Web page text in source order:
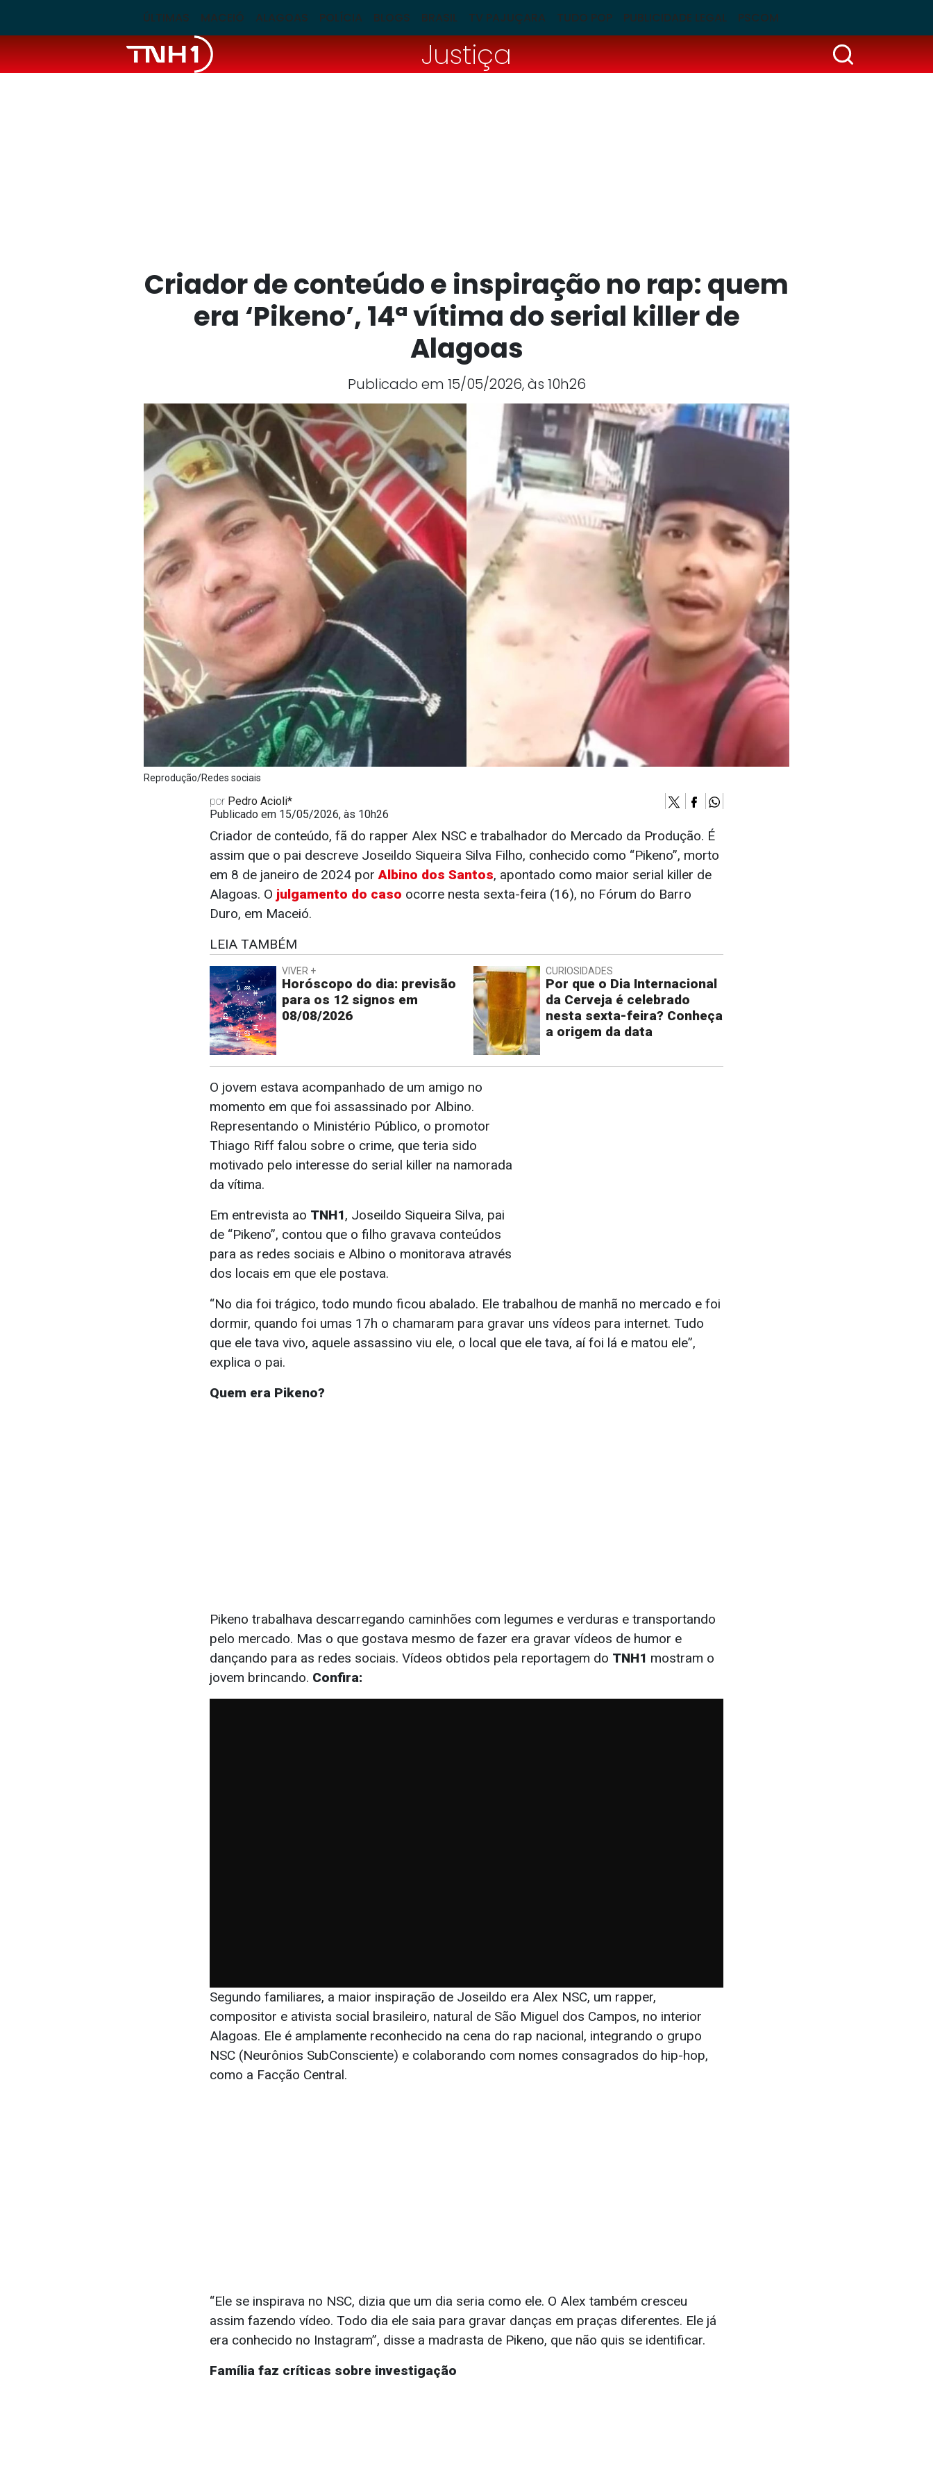
ÚLTIMAS MACEIÓ ALAGOAS POLÍCIA BLOGS BRASIL TV PAJUÇARA TUDO POP PUBLICIDADE LEGAL PSCOM
Justiça
Criador de conteúdo e inspiração no rap: quem
era ‘Pikeno’, 14ª vítima do serial killer de
Alagoas
Publicado em 15/05/2026, às 10h26
Reprodução/Redes sociais
por Pedro Acioli*
Publicado em 15/05/2026, às 10h26
Criador de conteúdo, fã do rapper Alex NSC e trabalhador do Mercado da Produção. É
assim que o pai descreve Joseildo Siqueira Silva Filho, conhecido como “Pikeno”, morto
em 8 de janeiro de 2024 porAlbino dos Santos, apontado como maior serial killer de
Alagoas. O julgamento do caso ocorre nesta sexta-feira (16), no Fórum do Barro
Duro, em Maceió.
LEIA TAMBÉM
VIVER +
Horóscopo do dia: previsão
para os 12 signos em
08/08/2026
CURIOSIDADES
Por que o Dia Internacional
da Cerveja é celebrado
nesta sexta-feira? Conheça
a origem da data
O jovem estava acompanhado de um amigo no
momento em que foi assassinado por Albino.
Representando o Ministério Público, o promotor
Thiago Riff falou sobre o crime, que teria sido
motivado pelo interesse do serial killer na namorada
da vítima.
Em entrevista ao TNH1, Joseildo Siqueira Silva, pai
de “Pikeno”, contou que o filho gravava conteúdos
para as redes sociais e Albino o monitorava através
dos locais em que ele postava.
“No dia foi trágico, todo mundo ficou abalado. Ele trabalhou de manhã no mercado e foi
dormir, quando foi umas 17h o chamaram para gravar uns vídeos para internet. Tudo
que ele tava vivo, aquele assassino viu ele, o local que ele tava, aí foi lá e matou ele”,
explica o pai.
Quem era Pikeno?
Pikeno trabalhava descarregando caminhões com legumes e verduras e transportando
pelo mercado. Mas o que gostava mesmo de fazer era gravar vídeos de humor e
dançando para as redes sociais. Vídeos obtidos pela reportagem do TNH1 mostram o
jovem brincando. Confira:
Segundo familiares, a maior inspiração de Joseildo era Alex NSC, um rapper,
compositor e ativista social brasileiro, natural de São Miguel dos Campos, no interior
Alagoas. Ele é amplamente reconhecido na cena do rap nacional, integrando o grupo
NSC (Neurônios SubConsciente) e colaborando com nomes consagrados do hip-hop,
como a Facção Central.
“Ele se inspirava no NSC, dizia que um dia seria como ele. O Alex também cresceu
assim fazendo vídeo. Todo dia ele saia para gravar danças em praças diferentes. Ele já
era conhecido no Instagram”, disse a madrasta de Pikeno, que não quis se identificar.
Família faz críticas sobre investigação